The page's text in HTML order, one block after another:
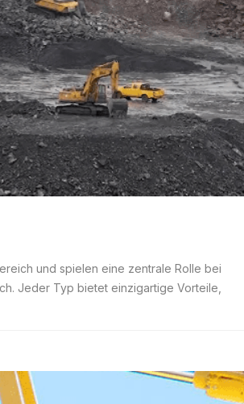
und spielen eine zentrale Rolle bei
Jeder Typ bietet einzigartige Vorteile,